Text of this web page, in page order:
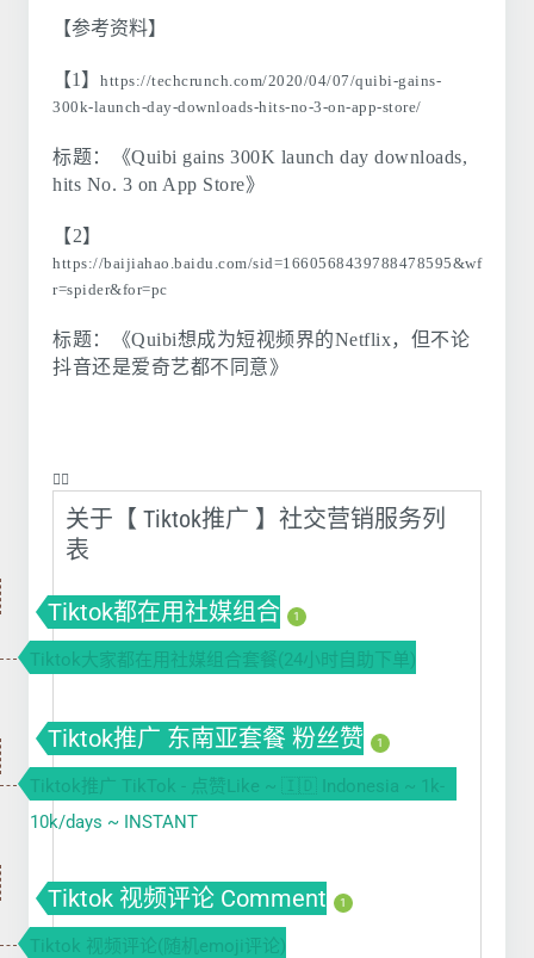
【参考资料】
【1】 https://techcrunch.com/2020/04/07/quibi-gains-
300k-launch-day-downloads-hits-no-3-on-app-store/
标题：《Quibi gains 300K launch day downloads,
hits No. 3 on App Store》
【2】
https://baijiahao.baidu.com/sid=1660568439788478595&wf
r=spider&for=pc
标题：《Quibi想成为短视频界的Netflix，但不论
抖音还是爱奇艺都不同意》
❤️‍🔥
关于【 Tiktok推广 】社交营销服务列
表
Tiktok都在用社媒组合 1
Tiktok大家都在用社媒组合套餐(24小时自助下单)
Tiktok推广 东南亚套餐 粉丝赞 1
Tiktok推广 TikTok - 点赞Like ~ 🇮🇩 Indonesia ~ 1k-
10k/days ~ INSTANT
Tiktok 视频评论 Comment 1
Tiktok 视频评论(随机emoji评论)